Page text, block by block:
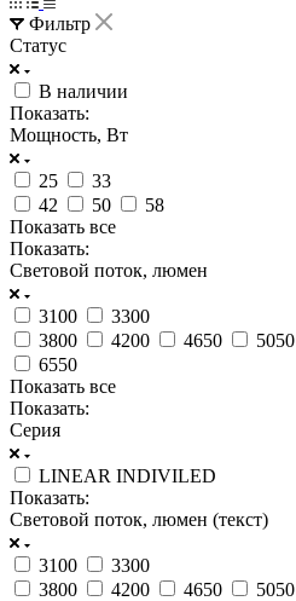
Фильтр
Статус
В наличии
Показать:
Мощность, Вт
25
33
42
50
58
Показать все
Показать:
Световой поток, люмен
3100
3300
3800
4200 4650 5050
6550
Показать все
Показать:
Серия
LINEAR INDIVILED
Показать:
Световой поток, люмен (текст)
3100
3300
3800
4200 4650 5050